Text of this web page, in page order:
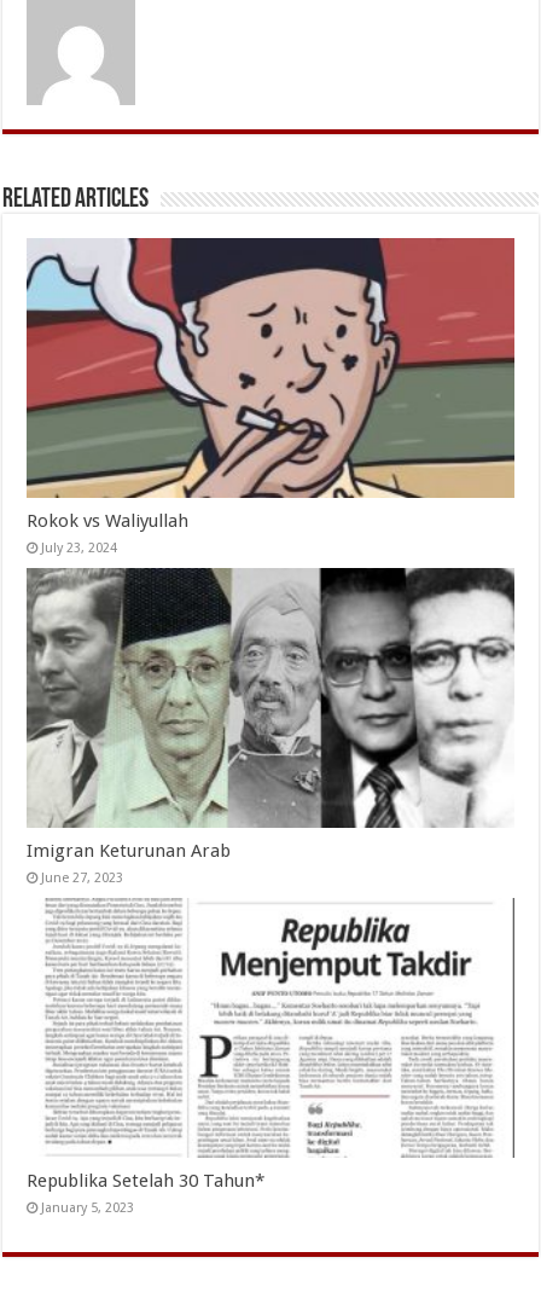
Related Articles
Rokok vs Waliyullah
July 23, 2024
Imigran Keturunan Arab
June 27, 2023
Republika Setelah 30 Tahun*
January 5, 2023